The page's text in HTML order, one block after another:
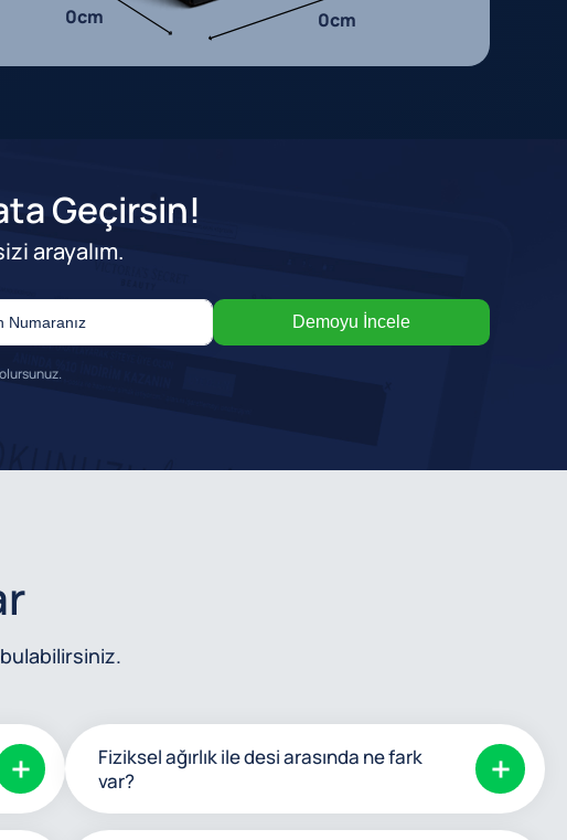
0cm
0cm
Geçirsin!
arayalım.
Demoyu İncele
Fiziksel ağırlık ile desi arasında ne fark
var?